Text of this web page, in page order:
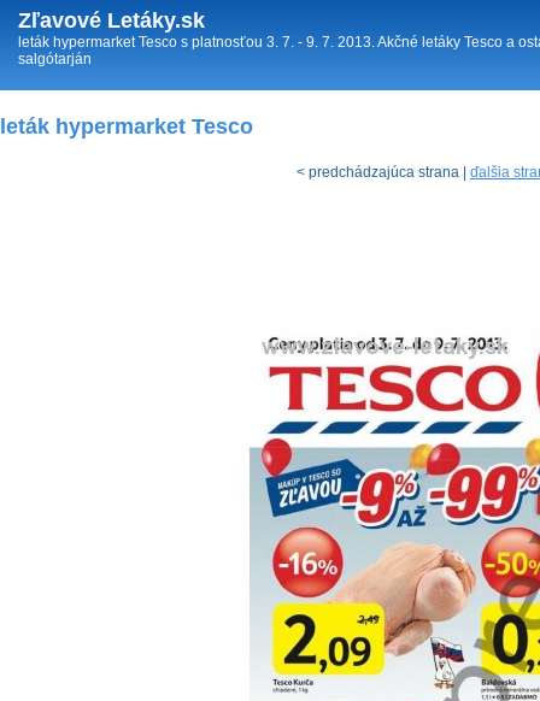
Zľavové Letáky.sk
leták hypermarket Tesco s platnosťou 3. 7. - 9. 7. 2013. Akčné letáky Tesco a
salgótarján
leták hypermarket Tesco
< predchádzajúca strana | ďalšia